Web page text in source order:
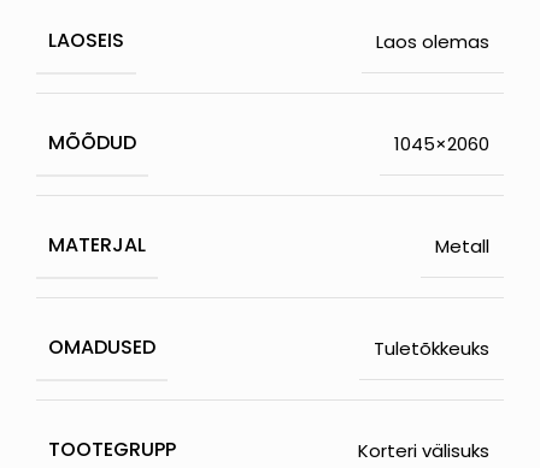
LAOSEIS Laos olemas
MÕÕDUD 1045×2060
MATERJAL Metall
OMADUSED Tuletõkkeuks
TOOTEGRUPP Korteri välisuks